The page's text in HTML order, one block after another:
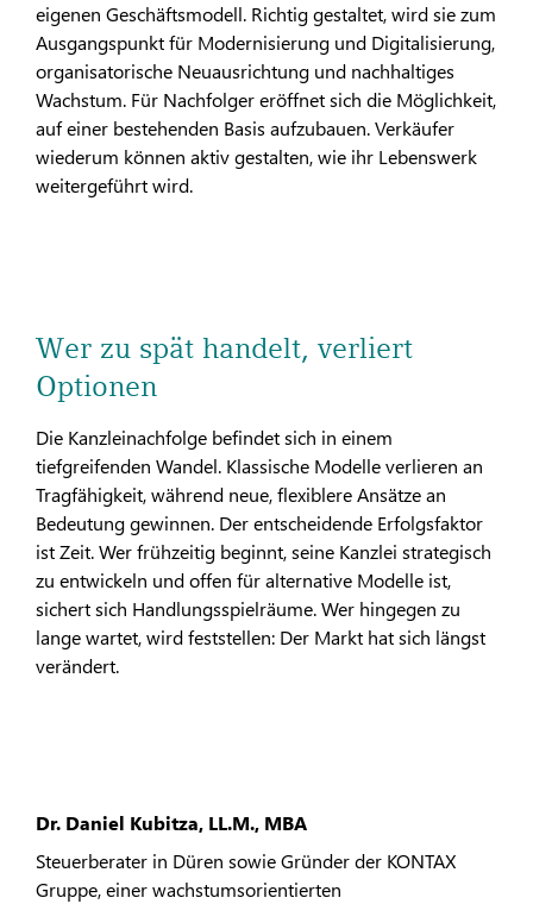
eigenen Geschäftsmodell. Richtig gestaltet, wird sie zum
Ausgangspunkt für Modernisierung und Digitalisierung,
organisatorische Neuausrichtung und nachhaltiges
Wachstum. Für Nachfolger eröffnet sich die Möglichkeit,
auf einer bestehenden Basis aufzubauen. Verkäufer
wiederum können aktiv gestalten, wie ihr Lebenswerk
weitergeführt wird.
Wer zu spät handelt, verliert
Optionen
Die Kanzleinachfolge befindet sich in einem
tiefgreifenden Wandel. Klassische Modelle verlieren an
Tragfähigkeit, während neue, flexiblere Ansätze an
Bedeutung gewinnen. Der entscheidende Erfolgsfaktor
ist Zeit. Wer frühzeitig beginnt, seine Kanzlei strategisch
zu entwickeln und offen für alternative Modelle ist,
sichert sich Handlungsspielräume. Wer hingegen zu
lange wartet, wird feststellen: Der Markt hat sich längst
verändert.
Dr. Daniel Kubitza, LL.M., MBA
Steuerberater in Düren sowie Gründer der KONTAX
Gruppe, einer wachstumsorientierten